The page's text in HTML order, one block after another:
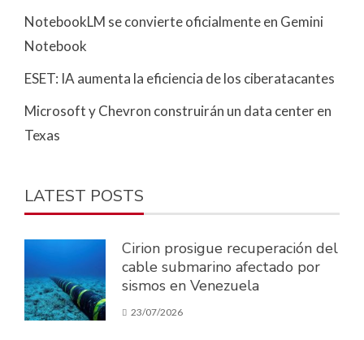
NotebookLM se convierte oficialmente en Gemini
Notebook
ESET: IA aumenta la eficiencia de los ciberatacantes
Microsoft y Chevron construirán un data center en
Texas
LATEST POSTS
Cirion prosigue recuperación del
cable submarino afectado por
sismos en Venezuela
23/07/2026